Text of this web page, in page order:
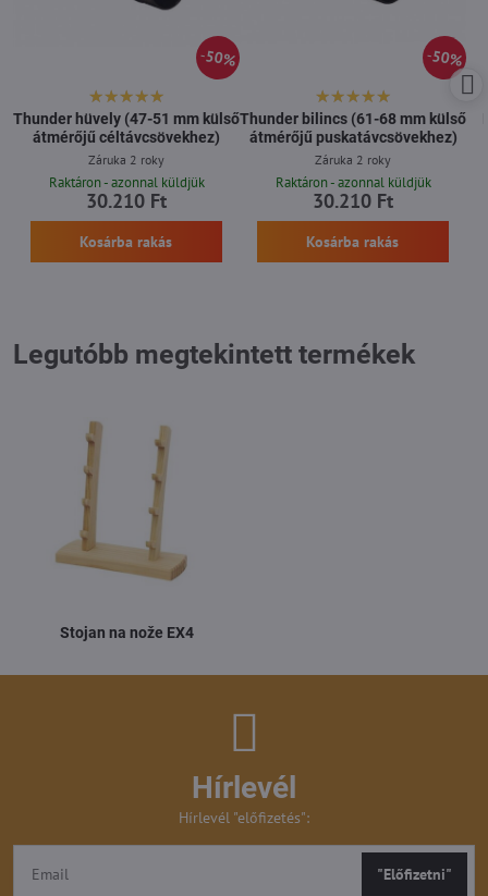
50%
Thunder hüvely (47-51 mm külső
átmérőjű céltávcsövekhez)
Záruka 2 roky
Raktáron - azonnal küldjük
30.210 Ft
Kosárba rakás
50%
Thunder bilincs (61-68 mm külső
átmérőjű puskatávcsövekhez)
Záruka 2 roky
Raktáron - azonnal küldjük
30.210 Ft
Kosárba rakás
Legutóbb megtekintett termékek
Stojan na nože EX4
Hírlevél
Hírlevél "előfizetés":
"Előfizetni"